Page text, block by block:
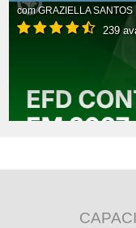
comGRAZIELLA SANTOS
239